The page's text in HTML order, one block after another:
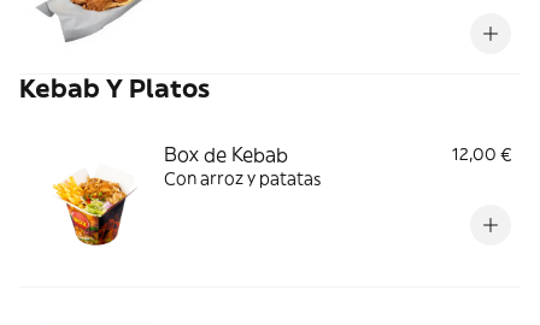
Kebab Y Platos
Box de Kebab
12,00 €
Con arroz y patatas